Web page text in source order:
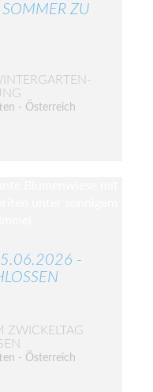
ZU
- Österreich
-
ZWICKELTAG
- Österreich